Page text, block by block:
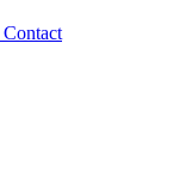
Contact